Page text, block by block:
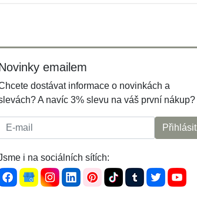
emailem
dostávat informace o novinkách a
A navíc 3% slevu na váš první nákup?
E-mail: Přihlásit
i na sociálních sítích: